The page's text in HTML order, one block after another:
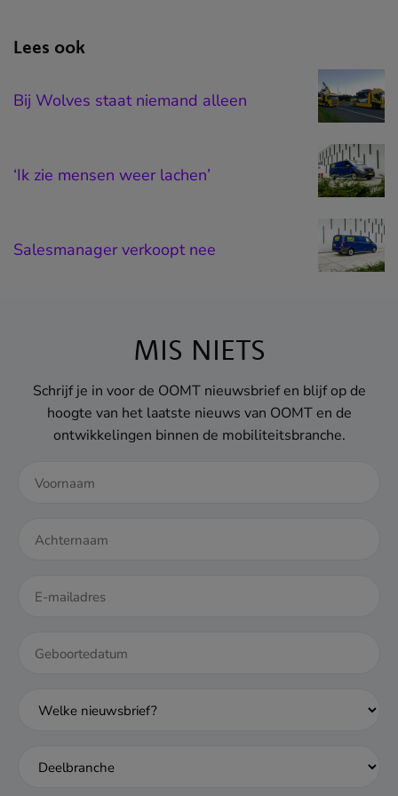
Lees ook
Bij Wolves staat niemand alleen
‘Ik zie mensen weer lachen’
Salesmanager verkoopt nee
MIS NIETS
Schrijf je in voor de OOMT nieuwsbrief en blijf op de
hoogte van het laatste nieuws van OOMT en de
ontwikkelingen binnen de mobiliteitsbranche.
DD
MM